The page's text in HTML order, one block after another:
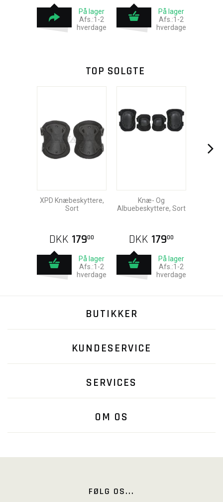
På lager
Afs.:1-2
hverdage
På lager
Afs.:1-2
hverdage
TOP SOLGTE
XPD Knæbeskyttere,
Sort
DKK 17900
På lager
Afs.:1-2
hverdage
Knæ- Og
Albuebeskyttere, Sort
DKK 17900
På lager
Afs.:1-2
hverdage
BUTIKKER
KUNDESERVICE
SERVICES
OM OS
FØLG OS...